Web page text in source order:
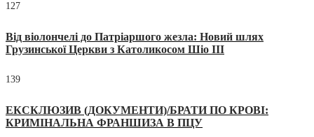
127
Від віолончелі до Патріаршого жезла: Новий шлях
Грузинської Церкви з Католикосом Шіо III
139
ЕКСКЛЮЗИВ (ДОКУМЕНТИ)/БРАТИ ПО КРОВІ:
КРИМІНАЛЬНА ФРАНШИЗА В ПЦУ